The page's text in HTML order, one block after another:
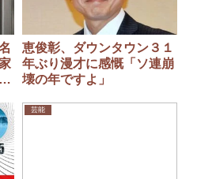
恵俊彰、ダウンタウン３１
年ぶり漫才に感慨「ソ連崩
壊の年ですよ」
芸能